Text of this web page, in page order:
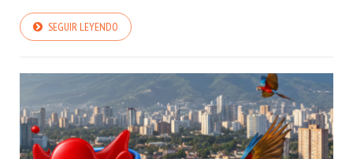
SEGUIR LEYENDO